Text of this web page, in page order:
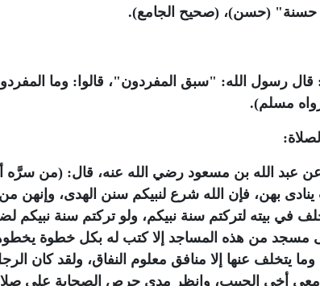
حسنة" (حسن)، (صحيح الجامع).
رسول الله: "سبق المفردون"، قالوا: وما
مسلم).
الله بن مسعود رضي الله عنه، قال: (من سرَّه
بهن، فإن الله شرع لنبيكم سنن الهدى، وإنهن
في بيته لتركتم سنة نبيكم، ولو تركتم سنة
مسجد من هذه المساجد إلا كتب له بكل خطوة
وما يتخلف عنها إلا منافق معلوم النفاق، ولقد كان
أخي الحبيب، وانظر مدى حرص الصحابة على